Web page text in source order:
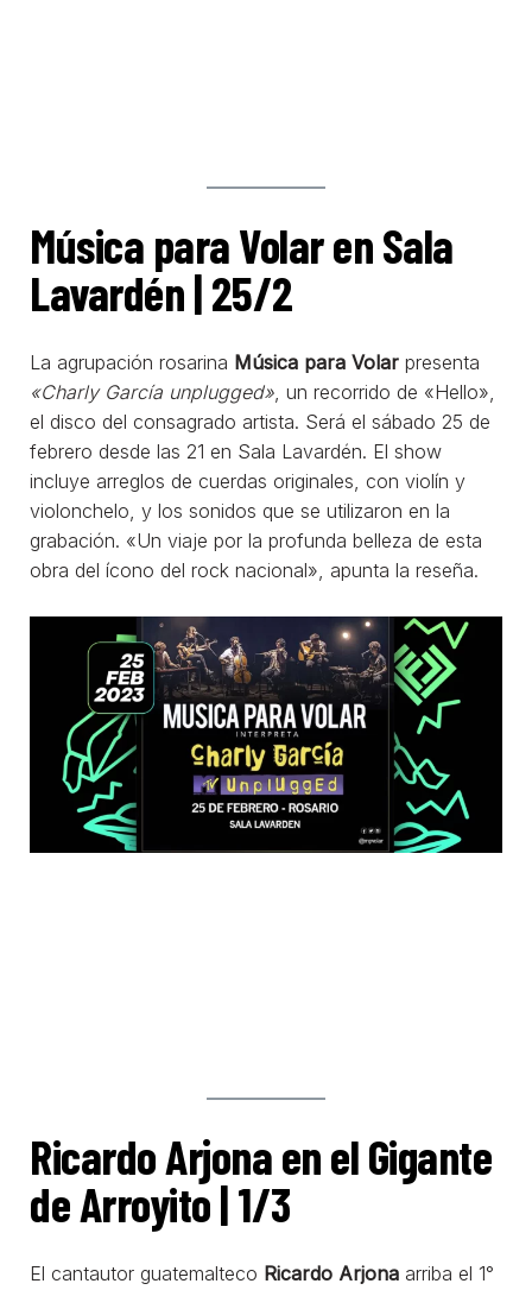
Música para Volar en Sala
Lavardén | 25/2
La agrupación rosarina Música para Volar presenta
«Charly García unplugged», un recorrido de «Hello»,
el disco del consagrado artista. Será el sábado 25 de
febrero desde las 21 en Sala Lavardén. El show
incluye arreglos de cuerdas originales, con violín y
violonchelo, y los sonidos que se utilizaron en la
grabación. «Un viaje por la profunda belleza de esta
obra del ícono del rock nacional», apunta la reseña.
Ricardo Arjona en el Gigante
de Arroyito | 1/3
El cantautor guatemalteco Ricardo Arjona arriba el 1°